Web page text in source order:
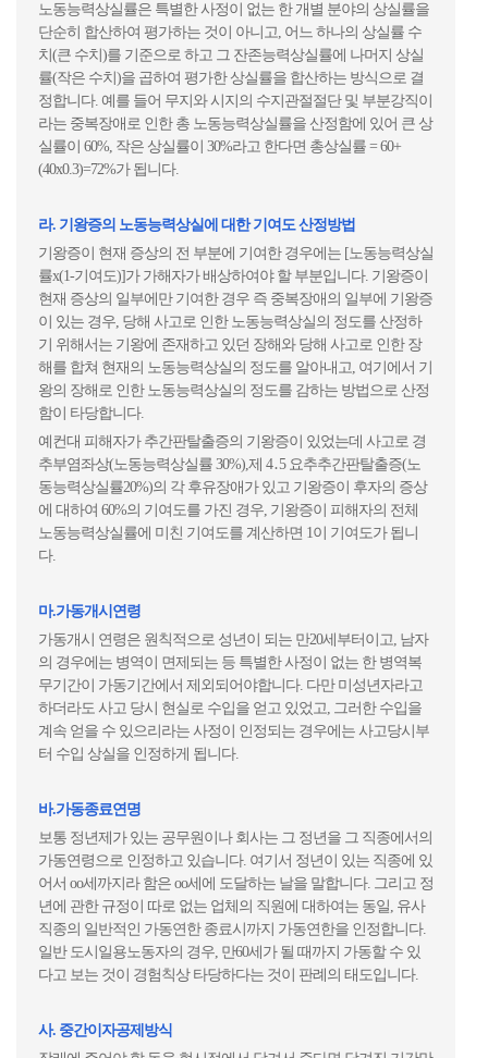
노동능력상실률은 특별한 사정이 없는 한 개별 분야의 상실률을
단순히 합산하여 평가하는 것이 아니고, 어느 하나의 상실률 수
치(큰 수치)를 기준으로 하고 그 잔존능력상실률에 나머지 상실
률(작은 수치)을 곱하여 평가한 상실률을 합산하는 방식으로 결
정합니다. 예를 들어 무지와 시지의 수지관절절단 및 부분강직이
라는 중복장애로 인한 총 노동능력상실률을 산정함에 있어 큰 상
실률이 60%, 작은 상실률이 30%라고 한다면 총상실률 = 60+
(40x0.3)=72%가 됩니다.
라. 기왕증의 노동능력상실에 대한 기여도 산정방법
기왕증이 현재 증상의 전 부분에 기여한 경우에는 [노동능력상실
률x(1-기여도)]가 가해자가 배상하여야 할 부분입니다. 기왕증이
현재 증상의 일부에만 기여한 경우 즉 중복장애의 일부에 기왕증
이 있는 경우, 당해 사고로 인한 노동능력상실의 정도를 산정하
기 위해서는 기왕에 존재하고 있던 장해와 당해 사고로 인한 장
해를 합쳐 현재의 노동능력상실의 정도를 알아내고, 여기에서 기
왕의 장해로 인한 노동능력상실의 정도를 감하는 방법으로 산정
함이 타당합니다.
예컨대 피해자가 추간판탈출증의 기왕증이 있었는데 사고로 경
추부염좌상(노동능력상실률 30%),제 4․5 요추추간판탈출증(노
동능력상실률20%)의 각 후유장애가 있고 기왕증이 후자의 증상
에 대하여 60%의 기여도를 가진 경우, 기왕증이 피해자의 전체
노동능력상실률에 미친 기여도를 계산하면 1이 기여도가 됩니
다.
마.가동개시연령
가동개시 연령은 원칙적으로 성년이 되는 만20세부터이고, 남자
의 경우에는 병역이 면제되는 등 특별한 사정이 없는 한 병역복
무기간이 가동기간에서 제외되어야합니다. 다만 미성년자라고
하더라도 사고 당시 현실로 수입을 얻고 있었고, 그러한 수입을
계속 얻을 수 있으리라는 사정이 인정되는 경우에는 사고당시부
터 수입 상실을 인정하게 됩니다.
바.가동종료연명
보통 정년제가 있는 공무원이나 회사는 그 정년을 그 직종에서의
가동연령으로 인정하고 있습니다. 여기서 정년이 있는 직종에 있
어서 oo세까지라 함은 oo세에 도달하는 날을 말합니다. 그리고 정
년에 관한 규정이 따로 없는 업체의 직원에 대하여는 동일, 유사
직종의 일반적인 가동연한 종료시까지 가동연한을 인정합니다.
일반 도시일용노동자의 경우, 만60세가 될 때까지 가동할 수 있
다고 보는 것이 경험칙상 타당하다는 것이 판례의 태도입니다.
사. 중간이자공제방식